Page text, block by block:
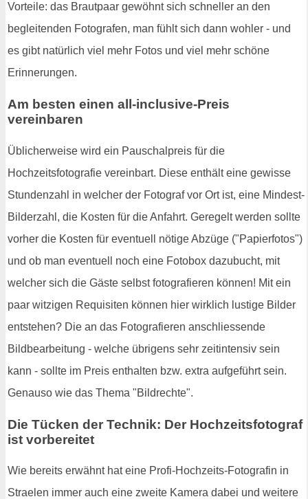
Vorteile: das Brautpaar gewöhnt sich schneller an den
begleitenden Fotografen, man fühlt sich dann wohler - und
es gibt natürlich viel mehr Fotos und viel mehr schöne
Erinnerungen.
Am besten einen all-inclusive-Preis
vereinbaren
Üblicherweise wird ein Pauschalpreis für die
Hochzeitsfotografie vereinbart. Diese enthält eine gewisse
Stundenzahl in welcher der Fotograf vor Ort ist, eine Mindest-
Bilderzahl, die Kosten für die Anfahrt. Geregelt werden sollte
vorher die Kosten für eventuell nötige Abzüge ("Papierfotos")
und ob man eventuell noch eine Fotobox dazubucht, mit
welcher sich die Gäste selbst fotografieren können! Mit ein
paar witzigen Requisiten können hier wirklich lustige Bilder
entstehen? Die an das Fotografieren anschliessende
Bildbearbeitung - welche übrigens sehr zeitintensiv sein
kann - sollte im Preis enthalten bzw. extra aufgeführt sein.
Genauso wie das Thema "Bildrechte".
Die Tücken der Technik: Der Hochzeitsfotograf
ist vorbereitet
Wie bereits erwähnt hat eine Profi-Hochzeits-Fotografin in
Straelen immer auch eine zweite Kamera dabei und weitere